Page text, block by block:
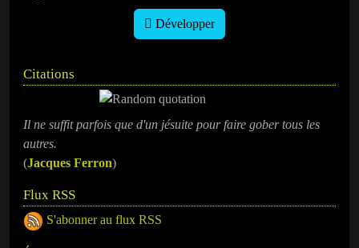
Développer
Citations
Il ne suffit parfois que d'un jésuite pour faire gober tous les
autres.
(Jacques Ferron)
Flux RSS
S'abonner au flux RSS